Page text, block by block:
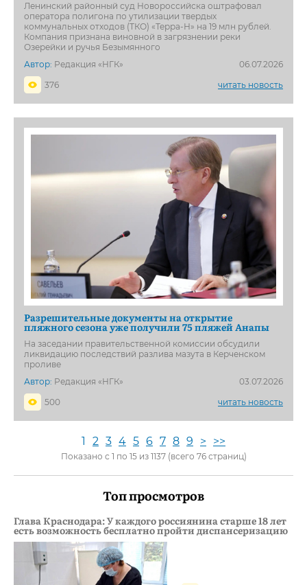
Ленинский районный суд Новороссийска оштрафовал
оператора полигона по утилизации твердых
коммунальных отходов (ТКО) «Терра-Н» на 19 млн рублей.
Компания признана виновной в загрязнении реки
Озерейки и ручья Безымянного
Автор: Редакция «НГК»
06.07.2026
376
читать новость
Разрешительные документы на открытие
пляжного сезона уже получили 75 пляжей Анапы
На заседании правительственной комиссии обсудили
ликвидацию последствий разлива мазута в Керченском
проливе
Автор: Редакция «НГК»
03.07.2026
500
читать новость
1 2 3 4 5 6 7 8 9 > >>
Показано с 1 по 15 из 1137 (всего 76 страниц)
Топ просмотров
Глава Краснодара: У каждого россиянина старше 18 лет
есть возможность бесплатно пройти диспансеризацию